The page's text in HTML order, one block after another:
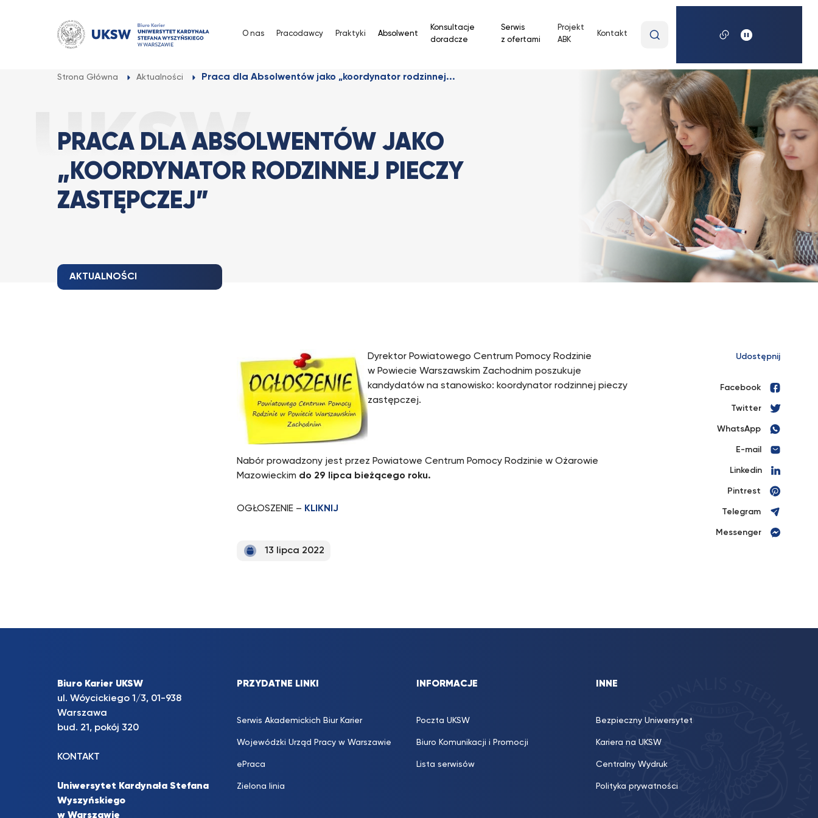
O nas Pracodawcy Praktyki Absolwent
Konsultacje
doradcze
Serwis
z ofertami
Projekt
ABK
Kontakt
wyszukiwaną
Strona Główna Aktualności Praca dla Absolwentów jako „koordynator rodzinnej...
PRACA DLA ABSOLWENTÓW JAKO
„KOORDYNATOR RODZINNEJ PIECZY
ZASTĘPCZEJ”
AKTUALNOŚCI
Dyrektor Powiatowego Centrum Pomocy Rodzinie
w Powiecie Warszawskim Zachodnim poszukuje
kandydatów na stanowisko: koordynator rodzinnej pieczy
zastępczej.
Nabór prowadzony jest przez Powiatowe Centrum Pomocy Rodzinie w Ożarowie
Mazowieckim do 29 lipca bieżącego roku.
OGŁOSZENIE – KLIKNIJ
13 lipca 2022
Udostępnij
Facebook
Twitter
WhatsApp
E-mail
Linkedin
Pintrest
Telegram
Messenger
Biuro Karier UKSW
ul. Wóycickiego 1/3, 01-938
Warszawa
bud. 21, pokój 320
KONTAKT
Uniwersytet Kardynała Stefana
Wyszyńskiego
w Warszawie
PRZYDATNE LINKI
Serwis Akademickich Biur Karier
Wojewódzki Urząd Pracy w Warszawie
ePraca
Zielona linia
INFORMACJE
Poczta UKSW
Biuro Komunikacji i Promocji
Lista serwisów
INNE
Bezpieczny Uniwersytet
Kariera na UKSW
Centralny Wydruk
Polityka prywatności